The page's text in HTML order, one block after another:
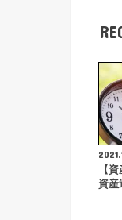
【
資産